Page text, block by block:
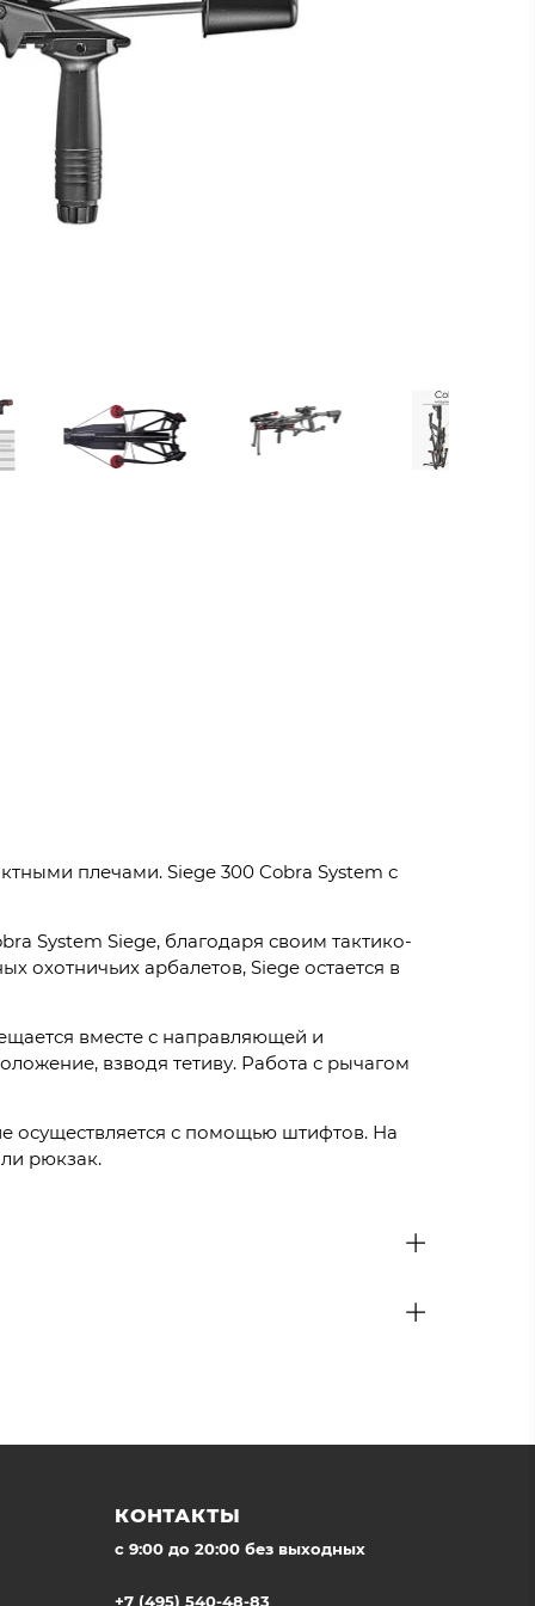
плечами. Siege 300 Cobra System с
System Siege, благодаря своим тактико-
охотничьих арбалетов, Siege остается в
вместе с направляющей и
взводя тетиву. Работа с рычагом
осуществляется с помощью штифтов. На
рюкзак.
КОНТАКТЫ
c 9:00 до 20:00 без выходных
+7 (495) 540-48-83